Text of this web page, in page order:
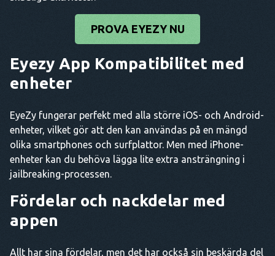
PROVA EYEZY NU
Eyezy App Kompatibilitet med
enheter
EyeZy fungerar perfekt med alla större iOS- och Android-
enheter, vilket gör att den kan användas på en mängd
olika smartphones och surfplattor. Men med iPhone-
enheter kan du behöva lägga lite extra ansträngning i
jailbreaking-processen.
Fördelar och nackdelar med
appen
Allt har sina fördelar, men det har också sin beskärda del